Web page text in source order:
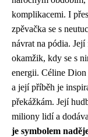
komplikacemi. I
zpěvačka se s
návrat na pódia.
okamžik, kdy se s
energii. Céline
a její příběh je
překážkám. Její
miliony lidí a
je symbolem